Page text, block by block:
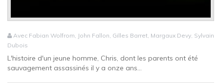
Avec Fabian Wolfrom, John Fallon, Gilles Barret, Margaux Devy, Sylvain
Dubois
L'histoire d'un jeune homme, Chris, dont les parents ont été
sauvagement assassinés il y a onze ans...